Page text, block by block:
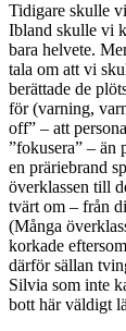
Tidigare skulle
Ibland skulle vi
bara helvete.
tala om att vi
berättade de
för (varning,
off” – att
”fokusera” – än
en präriebrand
överklassen till
tvärt om – från
(Många
korkade
därför sällan
Silvia som inte
bott här väldigt